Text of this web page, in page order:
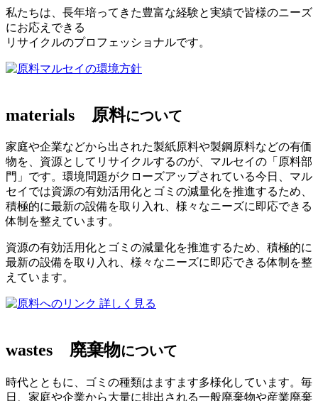
私たちは、長年培ってきた豊富な経験と実績で皆様のニーズ
にお応えできる
リサイクルのプロフェッショナルです。
マルセイの環境方針
materials 原料について
家庭や企業などから出された製紙原料や製鋼原料などの有価
物を、資源としてリサイクルするのが、マルセイの「原料部
門」です。環境問題がクローズアップされている今日、マル
セイでは資源の有効活用化とゴミの減量化を推進するため、
積極的に最新の設備を取り入れ、様々なニーズに即応できる
体制を整えています。
資源の有効活用化とゴミの減量化を推進するため、積極的に
最新の設備を取り入れ、様々なニーズに即応できる体制を整
えています。
詳しく見る
wastes 廃棄物について
時代とともに、ゴミの種類はますます多様化しています。毎
日、家庭や企業から大量に排出される一般廃棄物や産業廃棄